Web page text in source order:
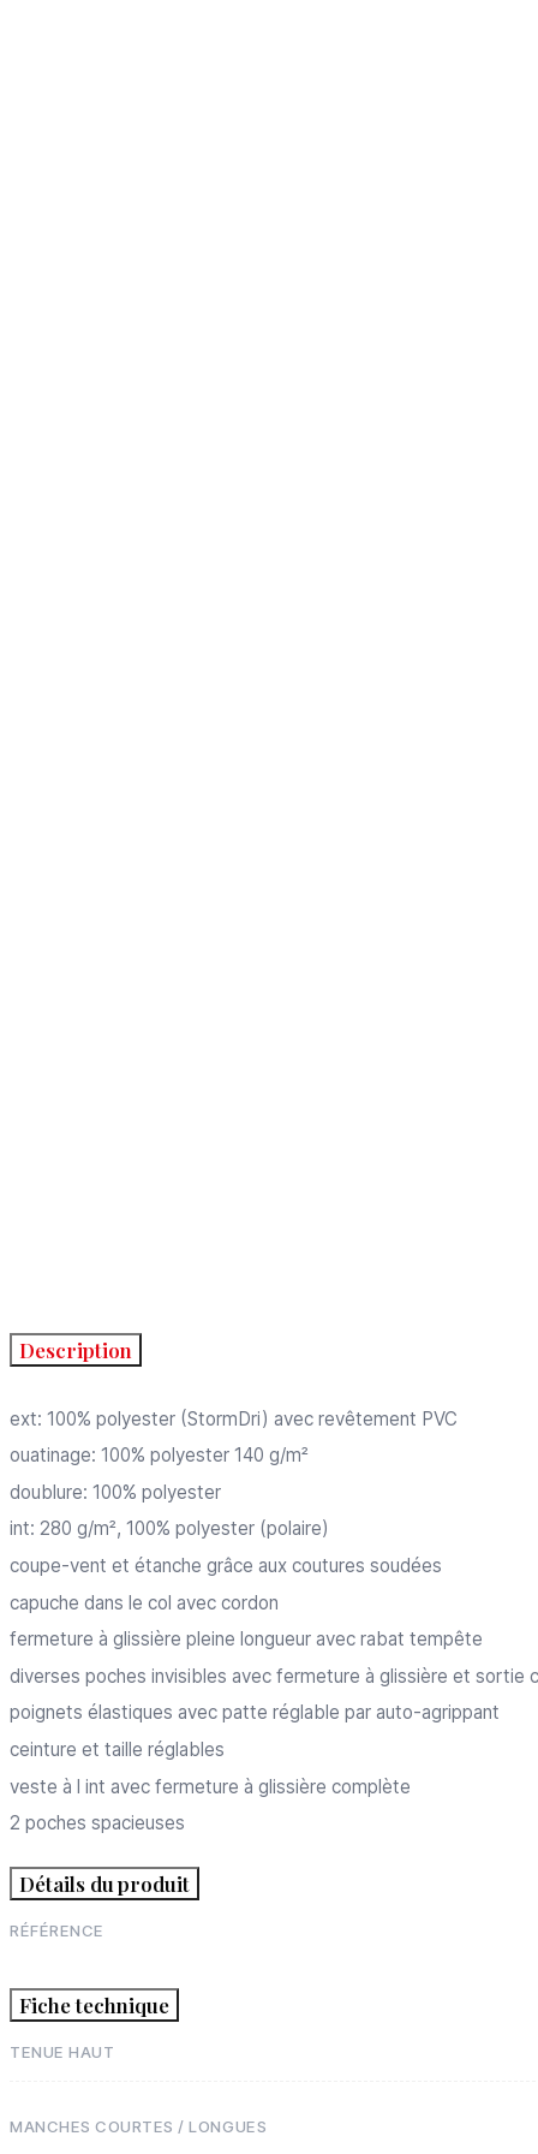
Description
ext: 100% polyester (StormDri) avec revêtement PVC
ouatinage: 100% polyester 140 g/m²
doublure: 100% polyester
int: 280 g/m², 100% polyester (polaire)
coupe-vent et étanche grâce aux coutures soudées
capuche dans le col avec cordon
fermeture à glissière pleine longueur avec rabat tempête
diverses poches invisibles avec fermeture à glissière et sortie
poignets élastiques avec patte réglable par auto-agrippant
ceinture et taille réglables
veste à l int avec fermeture à glissière complète
2 poches spacieuses
Détails du produit
RÉFÉRENCE
Fiche technique
TENUE HAUT
MANCHES COURTES / LONGUES